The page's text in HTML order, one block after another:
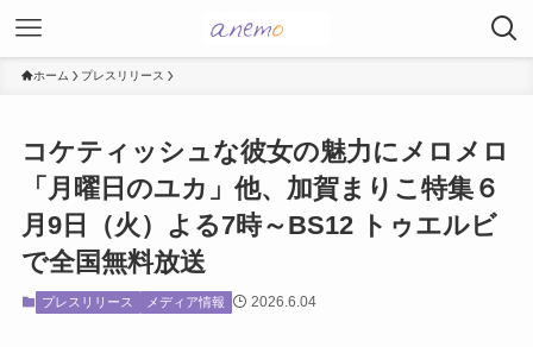
ホーム プレスリリース
コケティッシュな彼女の魅力にメロメロ
「月曜日のユカ」他、加賀まりこ特集６
月9日（火）よる7時～BS12 トゥエルビ
で全国無料放送
プレスリリース メディア情報 2026.6.04